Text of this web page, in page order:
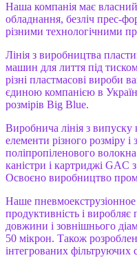
Наша компанія має
обладнання, безліч прес-
різними технологічними
Лінія з виробництва
машин для лиття під
різні пластмасові вироби
єдиною компанією в
розмірів Вig Blue.
Виробнича лінія з випуску
елементи різного розміру і
поліпропіленового
каністри і картриджі GAC
Освоєно виробництво
Наше
продуктивність і виробляє
довжини і зовнішнього
50 мікрон. Також
інтегрованих фільтруючих